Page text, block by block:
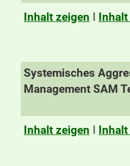
Inhalt zeigen I Inhalt
Systemisches
Management SAM
Inhalt zeigen I Inhalt